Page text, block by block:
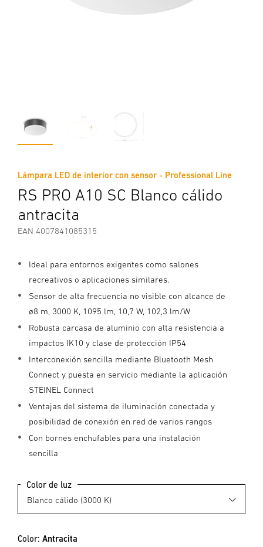
Lámpara LED de interior con sensor - Professional Line
RS PRO A10 SC Blanco cálido
antracita
EAN 4007841085315
Ideal para entornos exigentes como salones
recreativos o aplicaciones similares.
Sensor de alta frecuencia no visible con alcance de
ø8 m, 3000 K, 1095 lm, 10,7 W, 102,3 lm/W
Robusta carcasa de aluminio con alta resistencia a
impactos IK10 y clase de protección IP54
Interconexión sencilla mediante Bluetooth Mesh
Connect y puesta en servicio mediante la aplicación
STEINEL Connect
Ventajas del sistema de iluminación conectada y
posibilidad de conexión en red de varios rangos
Con bornes enchufables para una instalación
sencilla
Color de luz
Color: Antracita